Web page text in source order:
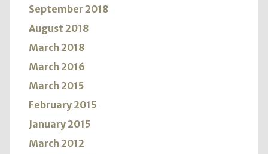
September 2018
August 2018
March 2018
March 2016
March 2015
February 2015
January 2015
March 2012